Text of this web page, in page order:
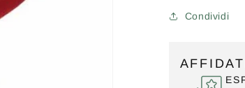
Condividi